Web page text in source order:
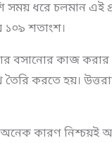
ধরে চলমান এই
১০৯ শতাংশ।
বসানোর কাজ করার
তৈরি করতে হয়।
কারণ নিশ্চয়ই